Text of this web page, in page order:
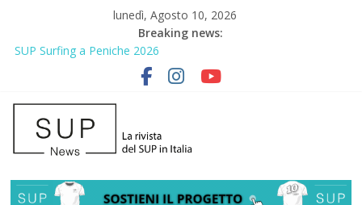
lunedì, Agosto 10, 2026
Breaking news:
2° Urban Sup Trophy: la regata solidale per lo IOR
SUP Surfing a Peniche 2026
AirSUP a Gallico: prima storica gara per Reggio Calabria
Gallico Paddle Fest 2026: sul lungomare di Gallico torna la festa
del SUP
Porto Selvaggio, a lezione di soccorso con la giornata della
prevenzione